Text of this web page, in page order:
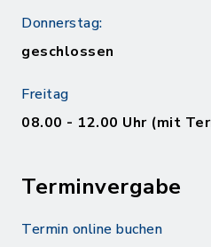
Donnerstag:
geschlossen
Freitag
08.00 - 12.00 Uhr (mit
Terminvergabe
Termin online buchen